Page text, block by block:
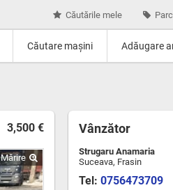
Căutările mele
Căutare maşini Adăugare
3,500 €
Mărire
Vânzător
Strugaru Anamaria
Suceava, Frasin
Tel: 0756473709